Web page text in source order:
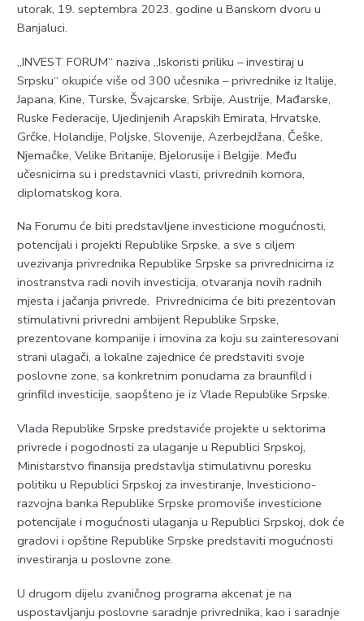
utorak, 19. septembra 2023. godine u Banskom dvoru u
Banjaluci.
„INVЕST FORUM“ naziva „Iskoristi priliku – investiraj u
Srpsku“ okupiće više od 300 učesnika – privrednike iz Italije,
Japana, Kine, Turske, Švajcarske, Srbije, Austrije, Mađarske,
Ruske Federacije, Ujedinjenih Arapskih Еmirata, Hrvatske,
Grčke, Holandije, Poljske, Slovenije, Azerbejdžana, Češke,
Njemačke, Velike Britanije, Bjelorusije i Belgije. Među
učesnicima su i predstavnici vlasti, privrednih komora,
diplomatskog kora.
Na Forumu će biti predstavljene investicione mogućnosti,
potencijali i projekti Republike Srpske, a sve s ciljem
uvezivanja privrednika Republike Srpske sa privrednicima iz
inostranstva radi novih investicija, otvaranja novih radnih
mjesta i jačanja privrede. Privrednicima će biti prezentovan
stimulativni privredni ambijent Republike Srpske,
prezentovane kompanije i imovina za koju su zainteresovani
strani ulagači, a lokalne zajednice će predstaviti svoje
poslovne zone, sa konkretnim ponudama za braunfild i
grinfild investicije, saopšteno je iz Vlade Republike Srpske.
Vlada Republike Srpske predstaviće projekte u sektorima
privrede i pogodnosti za ulaganje u Republici Srpskoj,
Ministarstvo finansija predstavlja stimulativnu poresku
politiku u Republici Srpskoj za investiranje, Investiciono-
razvojna banka Republike Srpske promoviše investicione
potencijale i mogućnosti ulaganja u Republici Srpskoj, dok će
gradovi i opštine Republike Srpske predstaviti mogućnosti
investiranja u poslovne zone.
U drugom dijelu zvaničnog programa akcenat je na
uspostavljanju poslovne saradnje privrednika, kao i saradnje